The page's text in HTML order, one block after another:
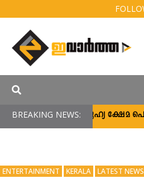
BREAKING NEWS:സാമൂഹ്യ ക്ഷേമ
ENTERTAINMENT KERALA LATEST NEWS